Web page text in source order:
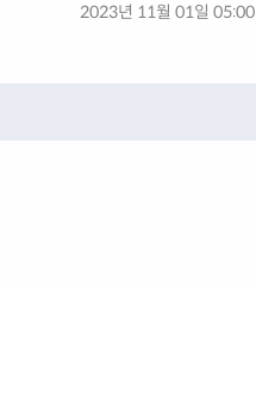
2023년 11월 01일 05:00